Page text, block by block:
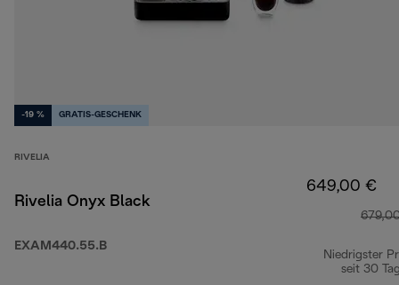
-19 % GRATIS-GESCHENK
RIVELIA
Rivelia Onyx Black
EXAM440.55.B
649,00 €
Niedrigster
seit 30